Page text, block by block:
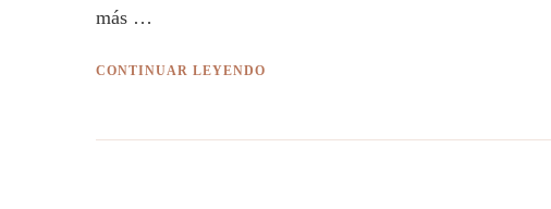
más …
CONTINUAR LEYENDO